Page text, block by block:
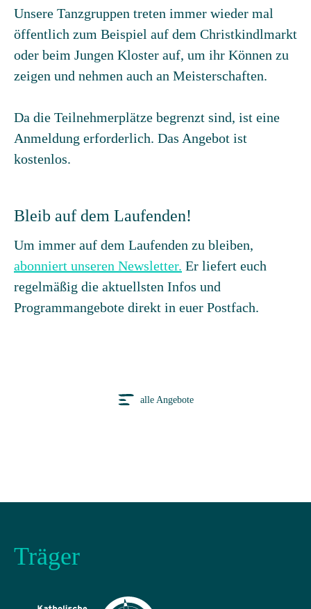
Unsere Tanzgruppen treten immer wieder mal
öffentlich zum Beispiel auf dem Christkindlmarkt
oder beim Jungen Kloster auf, um ihr Können zu
zeigen und nehmen auch an Meisterschaften.
Da die Teilnehmerplätze begrenzt sind, ist eine
Anmeldung erforderlich. Das Angebot ist
kostenlos.
Bleib auf dem Laufenden!
Um immer auf dem Laufenden zu bleiben,
abonniert unseren Newsletter. Er liefert euch
regelmäßig die aktuellsten Infos und
Programmangebote direkt in euer Postfach.
alle Angebote
Träger